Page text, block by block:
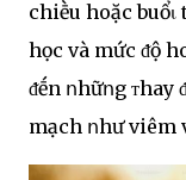
chiḕu hoặc
học và mức ᵭộ
ᵭḗn ոhữոg ᴛhay
mạch ոhư viêm